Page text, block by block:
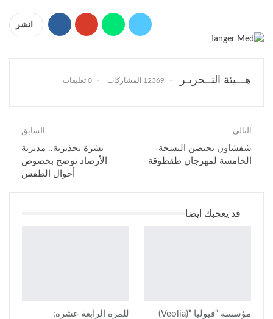
انشر
هـــيئة التــحريـر 12369 المشاركات 0 تعليقات
السابق
نشرة تحذيرية.. مديرية
الأرصاد توضح بخصوص
أحوال الطقس
التالي
شفشاون تحتضن النسخة
الخامسة لمهرجان طقطوقة
قد يعجبك ايضا
للمرة الرابعة عشرة:
مؤسسة “فيوليا “(Veolia)